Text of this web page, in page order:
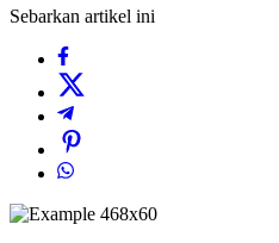
Sebarkan artikel ini